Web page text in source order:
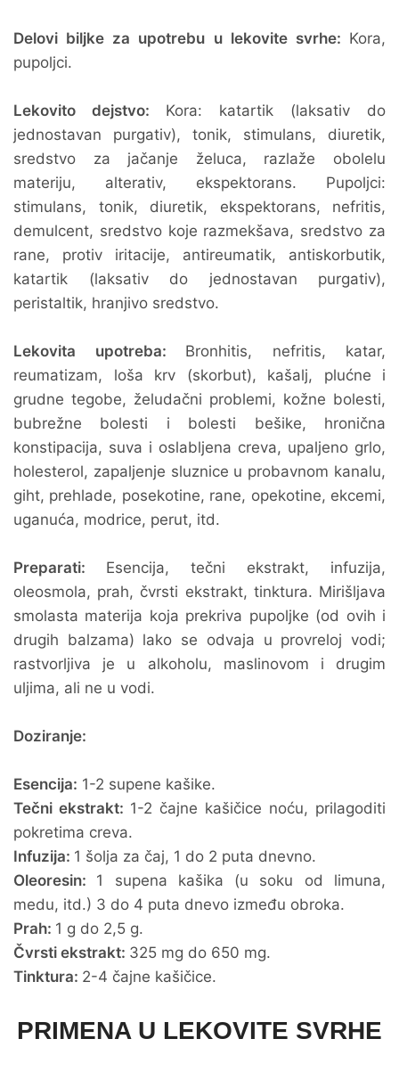
Delovi biljke za upotrebu u lekovite svrhe: Kora,
pupoljci.
Lekovito dejstvo: Kora: katartik (laksativ do
jednostavan purgativ), tonik, stimulans, diuretik,
sredstvo za jačanje želuca, razlaže obolelu
materiju, alterativ, ekspektorans. Pupoljci:
stimulans, tonik, diuretik, ekspektorans, nefritis,
demulcent, sredstvo koje razmekšava, sredstvo za
rane, protiv iritacije, antireumatik, antiskorbutik,
katartik (laksativ do jednostavan purgativ),
peristaltik, hranjivo sredstvo.
Lekovita upotreba: Bronhitis, nefritis, katar,
reumatizam, loša krv (skorbut), kašalj, plućne i
grudne tegobe, želudačni problemi, kožne bolesti,
bubrežne bolesti i bolesti bešike, hronična
konstipacija, suva i oslabljena creva, upaljeno grlo,
holesterol, zapaljenje sluznice u probavnom kanalu,
giht, prehlade, posekotine, rane, opekotine, ekcemi,
uganuća, modrice, perut, itd.
Preparati: Esencija, tečni ekstrakt, infuzija,
oleosmola, prah, čvrsti ekstrakt, tinktura. Mirišljava
smolasta materija koja prekriva pupoljke (od ovih i
drugih balzama) lako se odvaja u provreloj vodi;
rastvorljiva je u alkoholu, maslinovom i drugim
uljima, ali ne u vodi.
Doziranje:
Esencija: 1-2 supene kašike.
Tečni ekstrakt: 1-2 čajne kašičice noću, prilagoditi
pokretima creva.
Infuzija: 1 šolja za čaj, 1 do 2 puta dnevno.
Oleoresin: 1 supena kašika (u soku od limuna,
medu, itd.) 3 do 4 puta dnevo između obroka.
Prah: 1 g do 2,5 g.
Čvrsti ekstrakt: 325 mg do 650 mg.
Tinktura: 2-4 čajne kašičice.
PRIMENA U LEKOVITE SVRHE